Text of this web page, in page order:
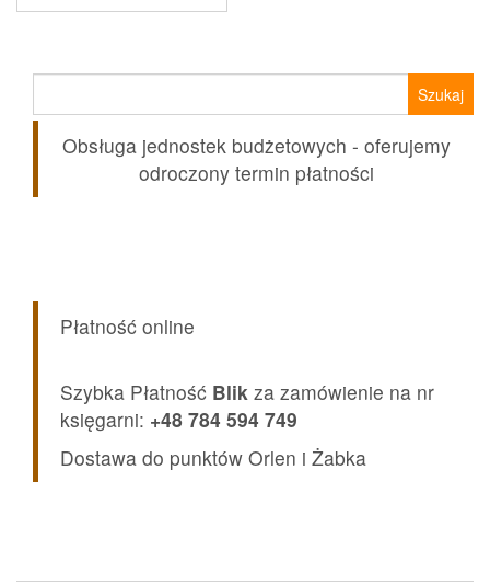
Obsługa jednostek budżetowych - oferujemy
odroczony termin płatności
Płatność online
Szybka Płatność Blik za zamówienie na nr
księgarni: +48 784 594 749
Dostawa do punktów Orlen i Żabka